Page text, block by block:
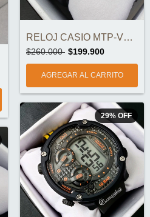
RELOJ CASIO MTP-VD01GL-1EVUDF ORIGINAL
$260.000 $199.900
29% OFF